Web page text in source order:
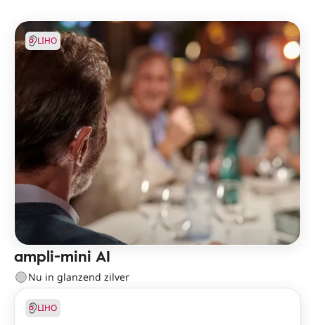
LIHO
ampli-mini AI
Nu in glanzend zilver
LIHO